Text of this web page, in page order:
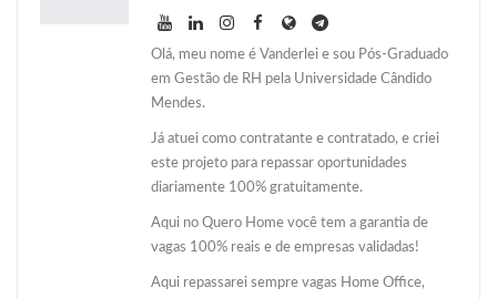
Olá, meu nome é Vanderlei e sou Pós-Graduado
em Gestão de RH pela Universidade Cândido
Mendes.
Já atuei como contratante e contratado, e criei
este projeto para repassar oportunidades
diariamente 100% gratuitamente.
Aqui no Quero Home você tem a garantia de
vagas 100% reais e de empresas validadas!
Aqui repassarei sempre vagas Home Office,